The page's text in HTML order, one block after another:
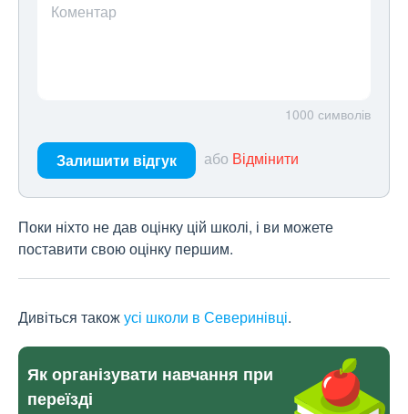
Коментар
1000 символів
Залишити відгук або Відмінити
Поки ніхто не дав оцінку цій школі, і ви можете
поставити свою оцінку першим.
Дивіться такожусі школи в Северинівці.
Як організувати навчання при
переїзді